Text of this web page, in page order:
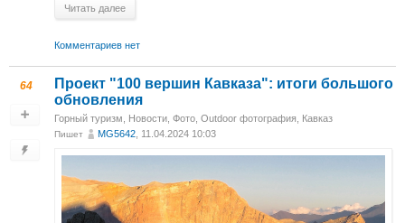
Читать далее
Комментариев нет
64
Проект "100 вершин Кавказа": итоги большого
обновления
Горный туризм Новости Фото Outdoor фотография Кавказ
Пишет MG5642 , 11.04.2024 10:03